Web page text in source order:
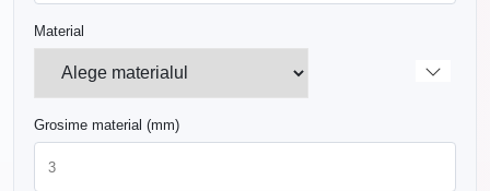
Material
Grosime material (mm)